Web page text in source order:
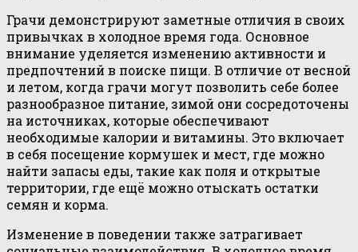
Грачи демонстрируют заметные отличия в своих
привычках в холодное время года. Основное
внимание уделяется изменению активности и
предпочтений в поиске пищи. В отличие от весной
и летом, когда грачи могут позволить себе более
разнообразное питание, зимой они сосредоточены
на источниках, которые обеспечивают
необходимые калории и витамины. Это включает
в себя посещение кормушек и мест, где можно
найти запасы еды, такие как поля и открытые
территории, где ещё можно отыскать остатки
семян и корма.
Изменение в поведении также затрагивает